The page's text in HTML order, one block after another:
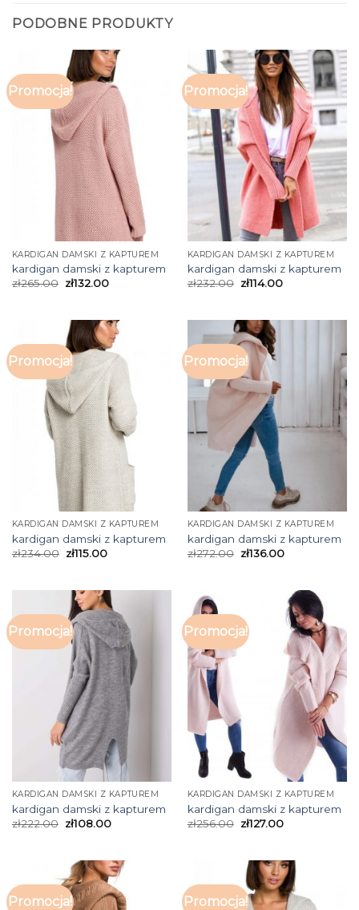
PODOBNE PRODUKTY
Promocja!
KARDIGAN DAMSKI Z KAPTUREM
kardigan damski z kapturem
zł265.00 zł132.00
Promocja!
KARDIGAN DAMSKI Z KAPTUREM
kardigan damski z kapturem
zł232.00 zł114.00
Promocja!
KARDIGAN DAMSKI Z KAPTUREM
kardigan damski z kapturem
zł234.00 zł115.00
Promocja!
KARDIGAN DAMSKI Z KAPTUREM
kardigan damski z kapturem
zł272.00 zł136.00
Promocja!
KARDIGAN DAMSKI Z KAPTUREM
kardigan damski z kapturem
zł222.00 zł108.00
Promocja!
KARDIGAN DAMSKI Z KAPTUREM
kardigan damski z kapturem
zł256.00 zł127.00
Promocja! Promocja!